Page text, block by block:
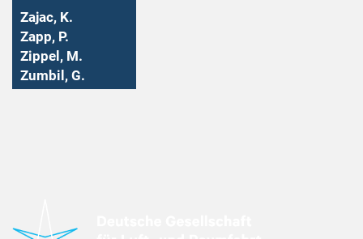
Zajac, K.
Zapp, P.
Zippel, M.
Zumbil, G.